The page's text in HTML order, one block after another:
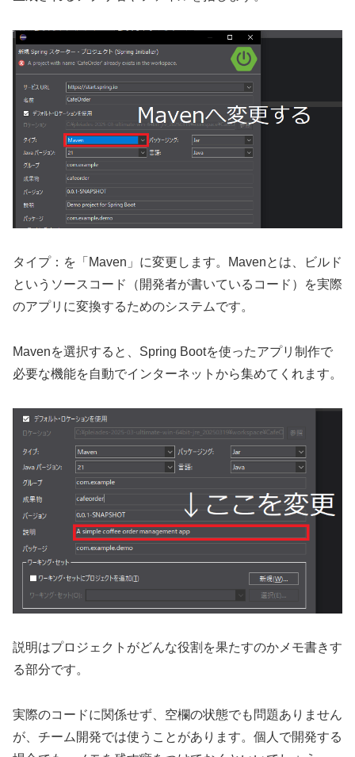
タイプ：を「Maven」に変更します。Mavenとは、ビルド
というソースコード（開発者が書いているコード）を実際
のアプリに変換するためのシステムです。
Mavenを選択すると、Spring Bootを使ったアプリ制作で
必要な機能を自動でインターネットから集めてくれます。
説明はプロジェクトがどんな役割を果たすのかメモ書きす
る部分です。
実際のコードに関係せず、空欄の状態でも問題ありません
が、チーム開発では使うことがあります。個人で開発する